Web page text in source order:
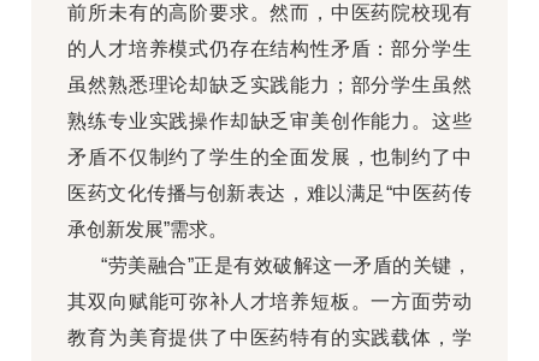
前所未有的高阶要求。然而，中医药院校现有
的人才培养模式仍存在结构性矛盾：部分学生
虽然熟悉理论却缺乏实践能力；部分学生虽然
熟练专业实践操作却缺乏审美创作能力。这些
矛盾不仅制约了学生的全面发展，也制约了中
医药文化传播与创新表达，难以满足“中医药传
承创新发展”需求。
“劳美融合”正是有效破解这一矛盾的关键，
其双向赋能可弥补人才培养短板。一方面劳动
教育为美育提供了中医药特有的实践载体，学